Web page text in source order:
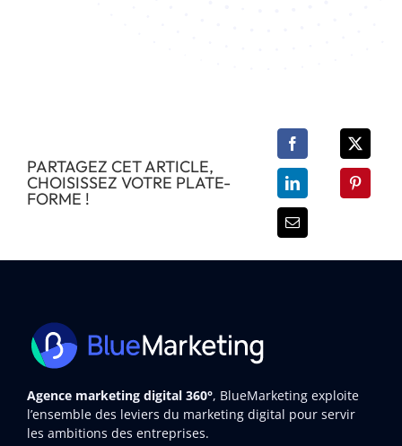
PARTAGEZ CET ARTICLE,
CHOISISSEZ VOTRE PLATE-
FORME !
Agence marketing digital 360°, BlueMarketing exploite
l’ensemble des leviers du marketing digital pour servir
les ambitions des entreprises.